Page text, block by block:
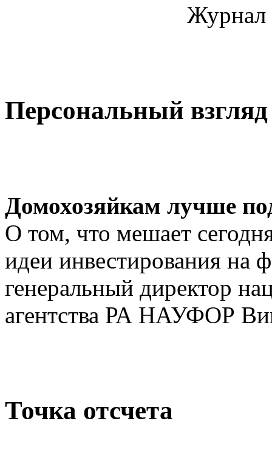
Персональный взгляд
Домохозяйкам лучше
О том, что мешает
идеи инвестирования на
генеральный директор
агентства РА НАУФОР
Точка отсчета